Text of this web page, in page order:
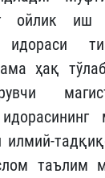
ойлик иш
идораси
ҳақ
таълим